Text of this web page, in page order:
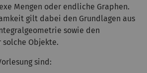
Mengen oder endliche Graphen.
gilt dabei den Grundlagen aus
sowie den
solche Objekte.
sind: